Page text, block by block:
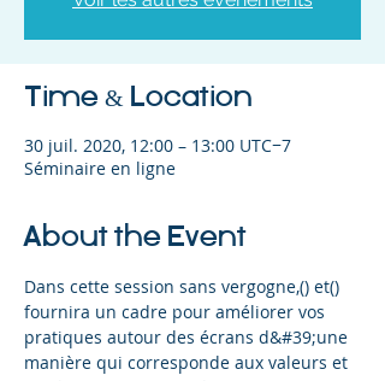
Time & Location
30 juil. 2020, 12:00 – 13:00 UTC−7
Séminaire en ligne
About the Event
Dans cette session sans vergogne,() et()
fournira un cadre pour améliorer vos
pratiques autour des écrans d&#39;une
manière qui corresponde aux valeurs et